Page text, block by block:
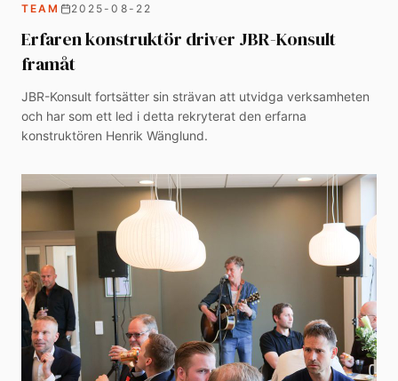
TEAM 2025-08-22
Erfaren konstruktör driver JBR-Konsult
framåt
JBR-Konsult fortsätter sin strävan att utvidga verksamheten
och har som ett led i detta rekryterat den erfarna
konstruktören Henrik Wänglund.